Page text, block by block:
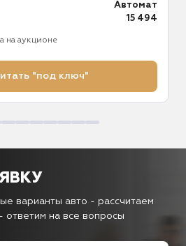
Автомат
15 494
на аукционе
"под ключ"
варианты авто - рассчитаем
- ответим на все вопросы